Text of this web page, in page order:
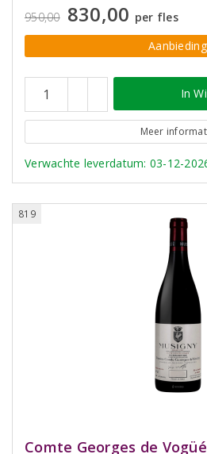
950,00 830,00 per fles
Aanbieding
In
Meer
Verwachte leverdatum: 03-12-
819
Comte Georges de